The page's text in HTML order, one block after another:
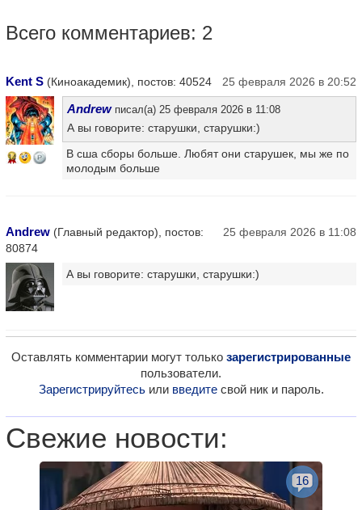
Всего комментариев: 2
Kent S (Киноакадемик), постов: 40524 25 февраля 2026 в 20:52
14
Andrewписал(а) 25 февраля 2026 в 11:08
А вы говорите: старушки, старушки:)
В сша сборы больше. Любят они старушек, мы же по
молодым больше
Andrew (Главный редактор), постов:
80874
25 февраля 2026 в 11:08
А вы говорите: старушки, старушки:)
Оставлять комментарии могут только зарегистрированные
пользователи.
Зарегистрируйтесьили введитесвой ник и пароль.
Свежие новости:
16